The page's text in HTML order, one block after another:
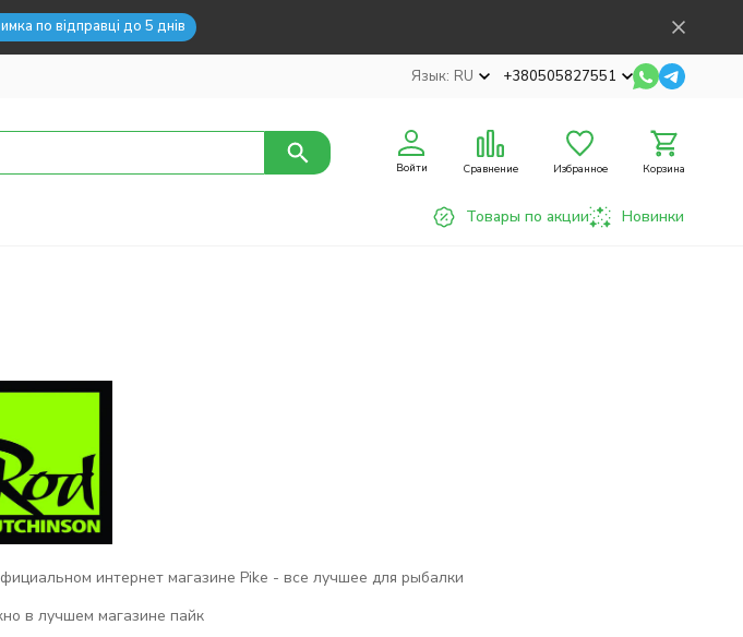
по відправці до 5 днів
Язык: RU +380505827551
Войти Сравнение Избранное Корзина
Товары по акции Новинки
интернет магазине Pike - все лучшее для рыбалки
в лучшем магазине пайк